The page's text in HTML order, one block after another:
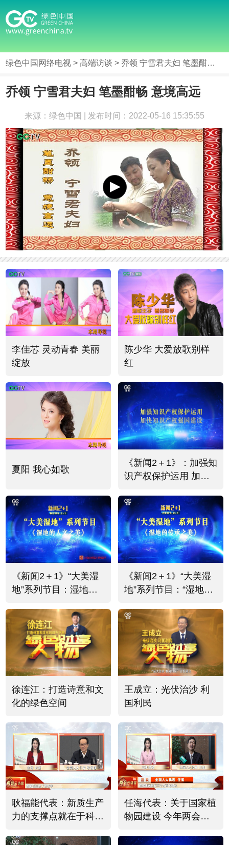
绿色中国网络电视 >高端访谈 > 乔领 宁雪君夫妇 笔墨酣畅 意境高远
乔领 宁雪君夫妇 笔墨酣畅 意境高远
来源：绿色中国 | 发布时间：2022-05-16 15:35:55
李佳芯 灵动青春 美丽
绽放
陈少华 大爱放歌别样
红
夏阳 我心如歌
《新闻2＋1》：加强知
识产权保护运用 加快
《新闻2＋1》“大美湿
地”系列节目：湿地的
《新闻2＋1》“大美湿
地”系列节目：“湿地的
徐连江：打造诗意和文
化的绿色空间
王成立：光伏治沙 利
国利民
耿福能代表：新质生产
力的支撑点就在于科技
任海代表：关于国家植
物园建设 今年两会提